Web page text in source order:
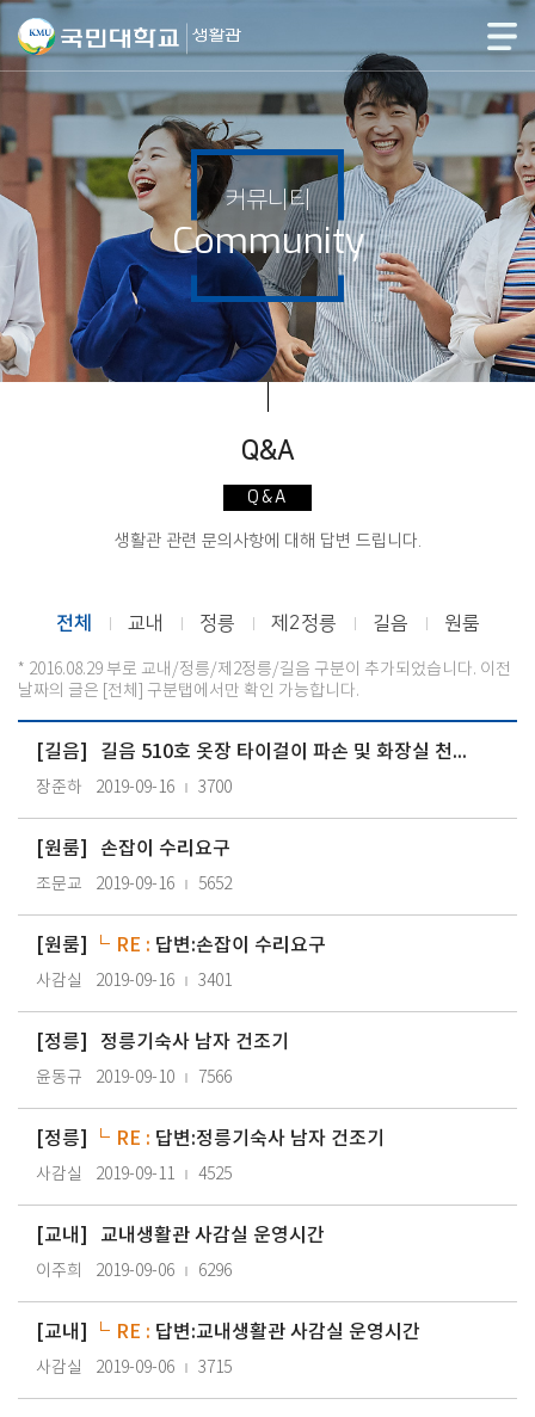
커뮤니티
Community
Q&A
Q&A
생활관 관련 문의사항에 대해 답변 드립니다.
전체 교내 정릉 제2정릉 길음 원룸
* 2016.08.29 부로 교내/정릉/제2정릉/길음 구분이 추가되었습니다. 이전
날짜의 글은 [전체] 구분탭에서만 확인 가능합니다.
[길음] 길음 510호 옷장 타이걸이 파손 및 화장실 천장에서 물 떨어짐
장준하 2019-09-16 3700
[원룸] 손잡이 수리요구
조문교 2019-09-16 5652
[원룸] RE : 답변:손잡이 수리요구
사감실 2019-09-16 3401
[정릉] 정릉기숙사 남자 건조기
윤동규 2019-09-10 7566
[정릉] RE : 답변:정릉기숙사 남자 건조기
사감실 2019-09-11 4525
[교내 ] 교내생활관 사감실 운영시간
이주희 2019-09-06 6296
[교내 ] RE : 답변:교내생활관 사감실 운영시간
사감실 2019-09-06 3715